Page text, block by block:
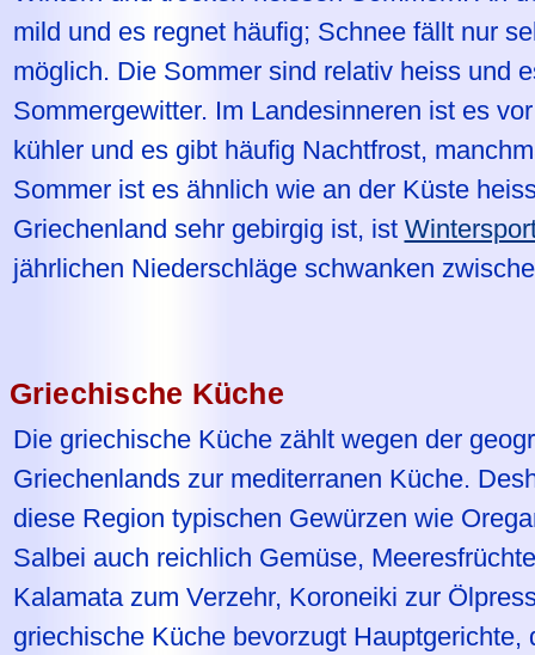
mild und es regnet häufig; Schnee fällt nur
möglich. Die Sommer sind relativ heiss und
Sommergewitter. Im Landesinneren ist es
kühler und es gibt häufig Nachtfrost,
Sommer ist es ähnlich wie an der Küste
Griechenland sehr gebirgig ist, ist
jährlichen Niederschläge schwanken
Griechische Küche
Die griechische Küche zählt wegen der
Griechenlands zur mediterranen Küche.
diese Region typischen Gewürzen wie
Salbei auch reichlich Gemüse,
Kalamata zum Verzehr, Koroneiki zur
griechische Küche bevorzugt Hauptgerichte,